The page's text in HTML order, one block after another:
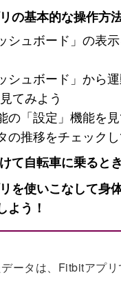
の基本的な操作方
シュボード」の表
シュボード」から
てみよう
の「設定」機能を
の推移をチェック
て自転車に乗ると
を使いこなして身
よう！
ータは、Fitbitアプリ